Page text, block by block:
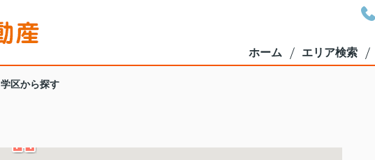
ホーム エリア検索
学区から探す